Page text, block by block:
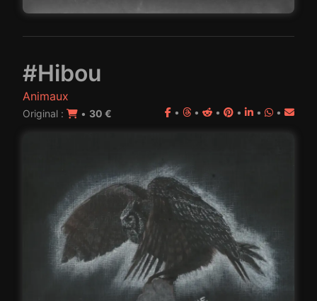
#Hibou
Animaux
Original : • 30 € • • • • • •